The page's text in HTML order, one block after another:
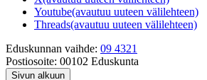
Youtube(avautuu uuteen välilehteen)
Threads(avautuu uuteen välilehteen)
Eduskunnan vaihde: 09 4321
Postiosoite: 00102 Eduskunta
Sivun alkuun